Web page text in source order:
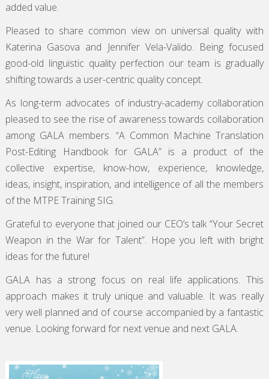
added value.
Pleased to share common view on universal quality with
Katerina Gasova and Jennifer Vela-Valido. Being focused
good-old linguistic quality perfection our team is gradually
shifting towards a user-centric quality concept.
As long-term advocates of industry-academy collaboration
pleased to see the rise of awareness towards collaboration
among GALA members. “A Common Machine Translation
Post-Editing Handbook for GALA” is a product of the
collective expertise, know-how, experience, knowledge,
ideas, insight, inspiration, and intelligence of all the members
of the MTPE Training SIG.
Grateful to everyone that joined our CEO’s talk “Your Secret
Weapon in the War for Talent”. Hope you left with bright
ideas for the future!
GALA has a strong focus on real life applications. This
approach makes it truly unique and valuable. It was really
very well planned and of course accompanied by a fantastic
venue. Looking forward for next venue and next GALA.